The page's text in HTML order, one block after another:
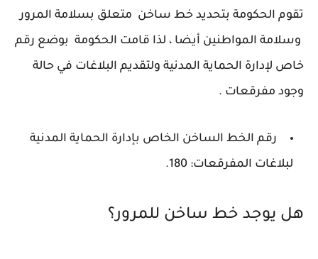
تقوم الحكومة بتحديد خط ساخن متعلق بسلامة المرور
وسلامة المواطنين أيضا ، لذا قامت الحكومة بوضع رقم
خاص لإدارة الحماية المدنية ولتقديم البلاغات في حالة
وجود مفرقعات .
رقم الخط الساخن الخاص بإدارة الحماية المدنية
لبلاغات المفرقعات: 180.
هل يوجد خط ساخن للمرور؟